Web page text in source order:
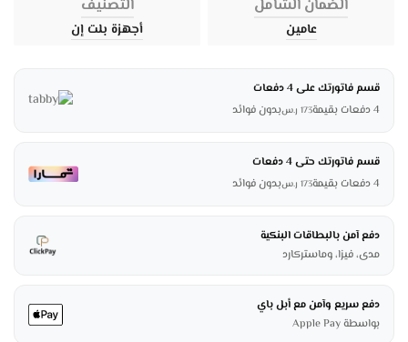
الضمان الشامل
عامين
التصنيف
أجهزة بلت إن
قسم فاتورتك على 4 دفعات
4 دفعات بقيمة
173 ر.سبدون فوائد
قسم فاتورتك حتى 4 دفعات
4 دفعات بقيمة
173 ر.سبدون فوائد
دفع آمن بالبطاقات البنكية
مدى، فيزا، وماستركارد
دفع سريع وآمن مع أبل باي
بواسطة Apple Pay